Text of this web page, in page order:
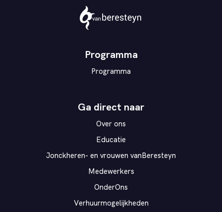
Theater
Programma
Programma
Ga direct naar
Over ons
Educatie
Jonckheren- en vrouwen vanBeresteyn
Medewerkers
OnderOns
Verhuurmogelijkheden